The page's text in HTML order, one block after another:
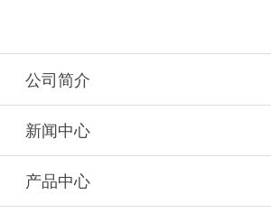
公司简介
新闻中心
产品中心